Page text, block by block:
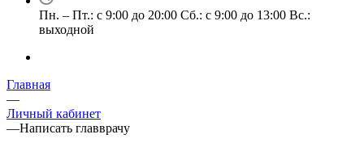
Пн. – Пт.: с 9:00 до 20:00 Сб.: с 9:00 до 13:00 Вс.:
выходной
Главная
—
Личный кабинет
—Написать главврачу